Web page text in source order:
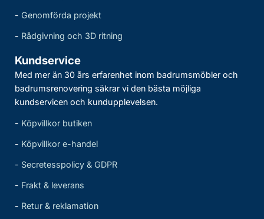
- Genomförda projekt
- Rådgivning och 3D ritning
Kundservice
Med mer än 30 års erfarenhet inom badrumsmöbler och
badrumsrenovering säkrar vi den bästa möjliga
kundservicen och kundupplevelsen.
- Köpvillkor butiken
- Köpvillkor e-handel
- Secretesspolicy & GDPR
- Frakt & leverans
- Retur & reklamation